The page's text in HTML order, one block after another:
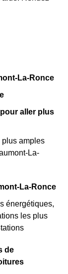
La-Ronce
aller plus
plus amples
La-
La-Ronce
énergétiques,
les plus
de